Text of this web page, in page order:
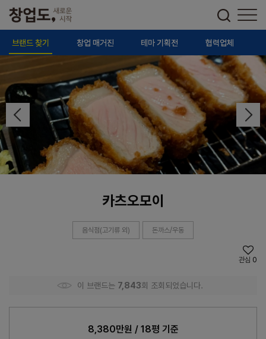
브랜드 찾기 창업 매거진 테마 기획전 협력업체
카츠오모이
음식점(고기류 외) 돈까스/우동
관심 0
이 브랜드는 7,843회 조회되었습니다.
8,380만원 / 18평 기준